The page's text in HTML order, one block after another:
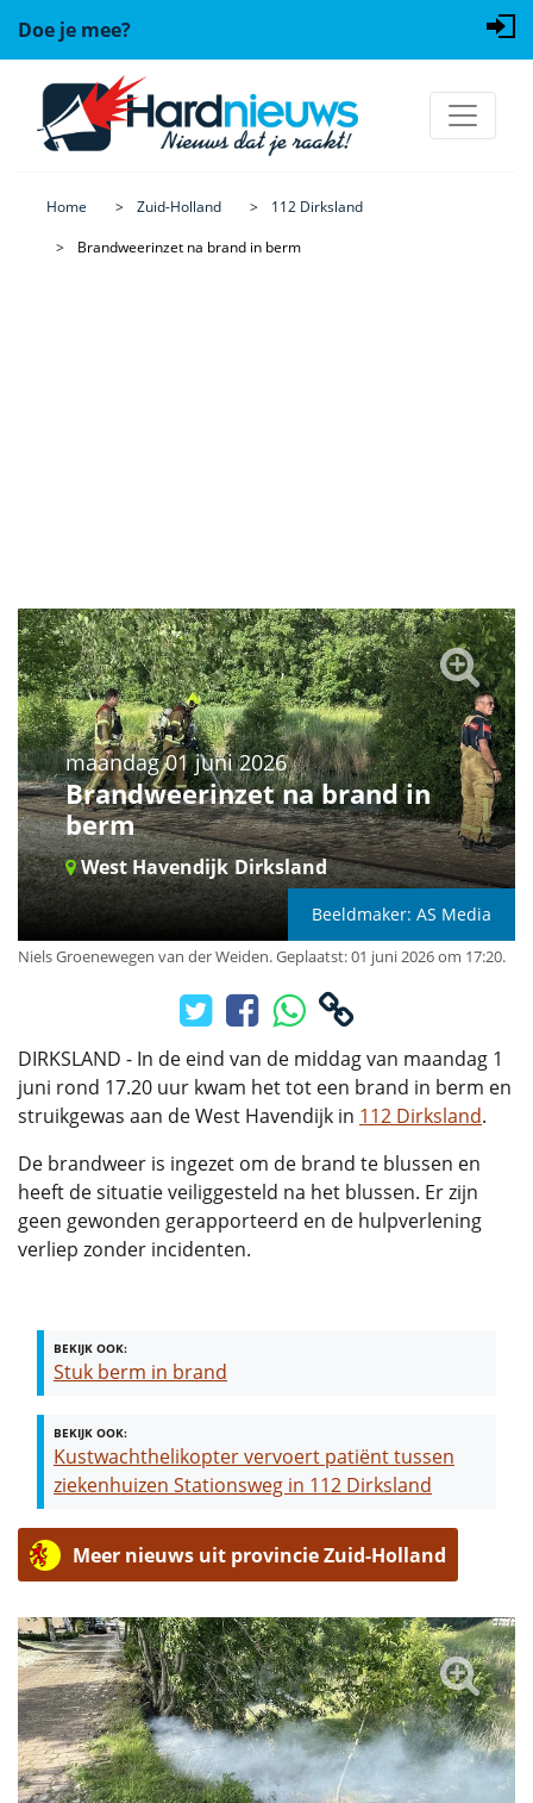
Doe je mee?
Home Zuid-Holland
112 Dirksland
Brandweerinzet na brand in berm
maandag 01 juni 2026
Brandweerinzet na brand in
berm
West Havendijk Dirksland
Beeldmaker: AS Media
Niels Groenewegen van der Weiden.Geplaatst: 01 juni 2026 om 17:20.
DIRKSLAND - In de eind van de middag van maandag 1
juni rond 17.20 uur kwam het tot een brand in berm en
struikgewas aan de West Havendijk in 112 Dirksland.
De brandweer is ingezet om de brand te blussen en
heeft de situatie veiliggesteld na het blussen. Er zijn
geen gewonden gerapporteerd en de hulpverlening
verliep zonder incidenten.
BEKIJK OOK:
Stuk berm in brand
BEKIJK OOK:
Kustwachthelikopter vervoert patiënt tussen
ziekenhuizen Stationsweg in 112 Dirksland
Meer nieuws uit provincie Zuid-Holland